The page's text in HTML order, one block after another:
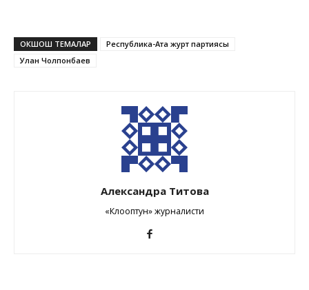
ОКШОШ ТЕМАЛАР
Республика-Ата журт партиясы
Улан Чолпонбаев
Александра Титова
«Клооптун» журналисти